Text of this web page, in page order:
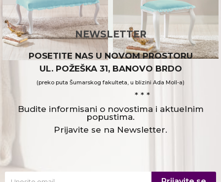
NEWSLETTER
POSETITE NAS U NOVOM PROSTORU
UL. POŽEŠKA 31, BANOVO BRDO
(preko puta Šumarskog fakulteta, u blizini Ada Moll-a)
* * *
Budite informisani o novostima i aktuelnim
popustima.
Prijavite se na Newsletter.